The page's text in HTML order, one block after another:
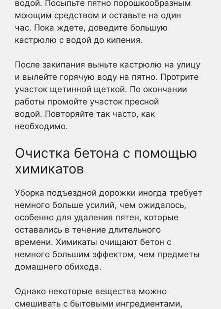
водой. Посыпьте пятно порошкообразным
моющим средством и оставьте на один
час. Пока ждете, доведите большую
кастрюлю с водой до кипения.
После закипания выньте кастрюлю на улицу
и вылейте горячую воду на пятно. Протрите
участок щетинной щеткой. По окончании
работы промойте участок пресной
водой. Повторяйте так часто, как
необходимо.
Очистка бетона с помощью
химикатов
Уборка подъездной дорожки иногда требует
немного больше усилий, чем ожидалось,
особенно для удаления пятен, которые
оставались в течение длительного
времени. Химикаты очищают бетон с
немного большим эффектом, чем предметы
домашнего обихода.
Однако некоторые вещества можно
смешивать с бытовыми ингредиентами,